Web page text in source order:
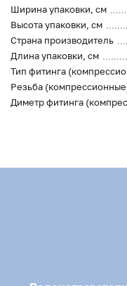
Ширина упаковки, см
Высота упаковки, см
Страна производитель
Длина упаковки, см
Тип фитинга
Резьба
Диметр фитинга